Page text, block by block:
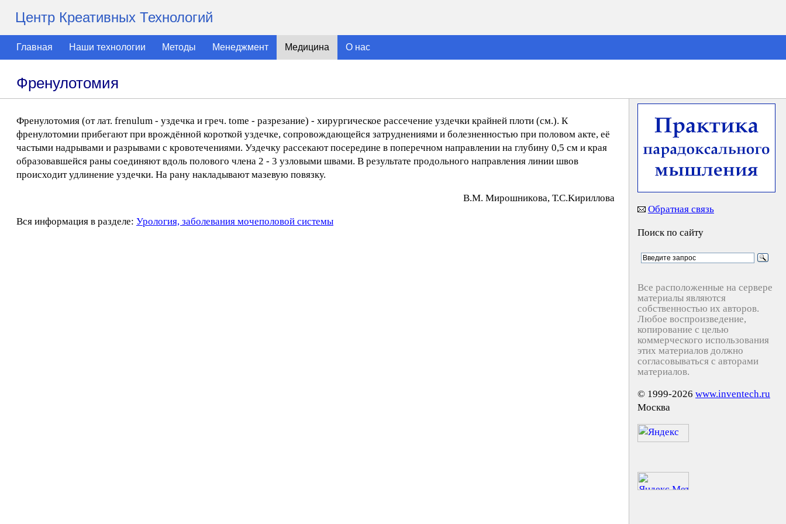
Центр Креативных Технологий
Главная Наши технологии Методы Менеджмент Медицина О нас
Френулотомия
Френулотомия (от лат. frenulum - уздечка и греч. tome - разрезание) - хирургическое рассечение уздечки крайней плоти (см.). К
френулотомии прибегают при врождённой короткой уздечке, сопровождающейся затруднениями и болезненностью при половом акте, её
частыми надрывами и разрывами с кровотечениями. Уздечку рассекают посередине в поперечном направлении на глубину 0,5 см и края
образовавшейся раны соединяют вдоль полового члена 2 - 3 узловыми швами. В результате продольного направления линии швов
происходит удлинение уздечки. На рану накладывают мазевую повязку.
В.М. Mиpoшникoвa, Т.С.Kиpиллoвa
Вся информация в разделе: Урология, заболевания мочеполовой системы
Обратная связь
Поиск по сайту
Все расположенные на сервере
материалы являются
собственностью их авторов.
Любое воспроизведение,
копирование с целью
коммерческого использования
этих материалов должно
согласовываться с авторами
материалов.
© 1999-2026 www.inventech.ru
Москва